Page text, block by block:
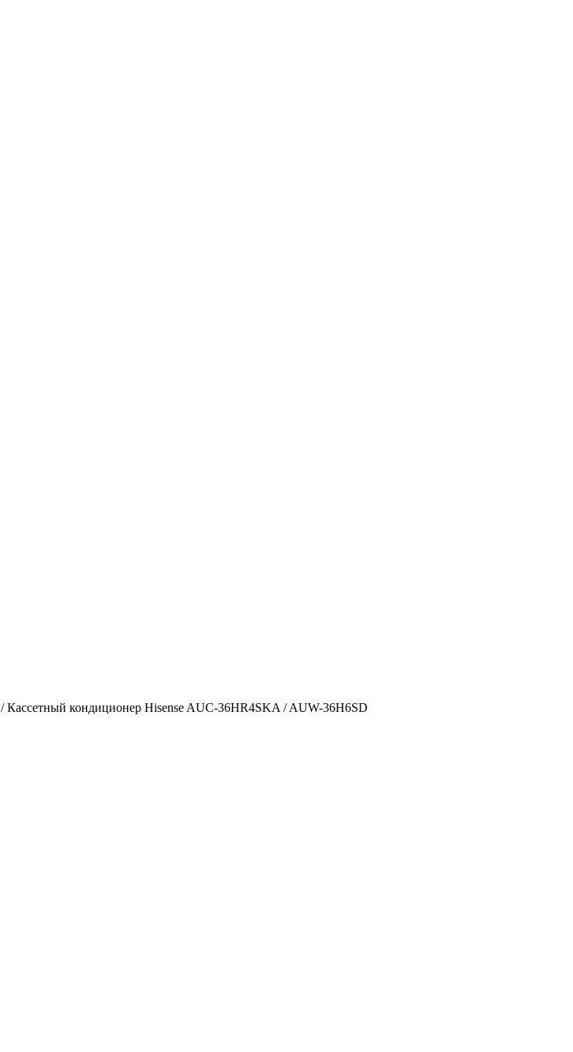
/ Кассетный кондиционер Hisense AUC-36HR4SKA / AUW-36H6SD